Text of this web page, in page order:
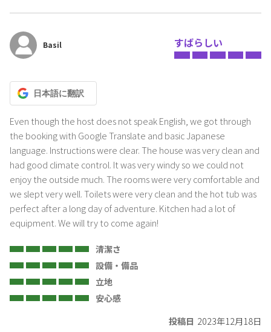
・建物内での髪染めはしないでください。
・別荘を転貸(又貸し)を禁止
・ご予約人数以外の方の入室(時間の長短は考慮致しません)
・指定場所以外での花火
・室内での喫煙
・未成年者のみでのご利用
・火器の使用
Basil すばらしい
日本語に翻訳
Even though the host does not speak English, we got through
the booking with Google Translate and basic Japanese
language. Instructions were clear. The house was very clean and
had good climate control. It was very windy so we could not
enjoy the outside much. The rooms were very comfortable and
we slept very well. Toilets were very clean and the hot tub was
perfect after a long day of adventure. Kitchen had a lot of
equipment. We will try to come again!
清潔さ
設備・備品
立地
安心感
投稿日 2023年12月18日